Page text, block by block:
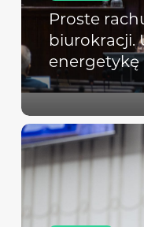
Proste
biurokracji.
energetykę